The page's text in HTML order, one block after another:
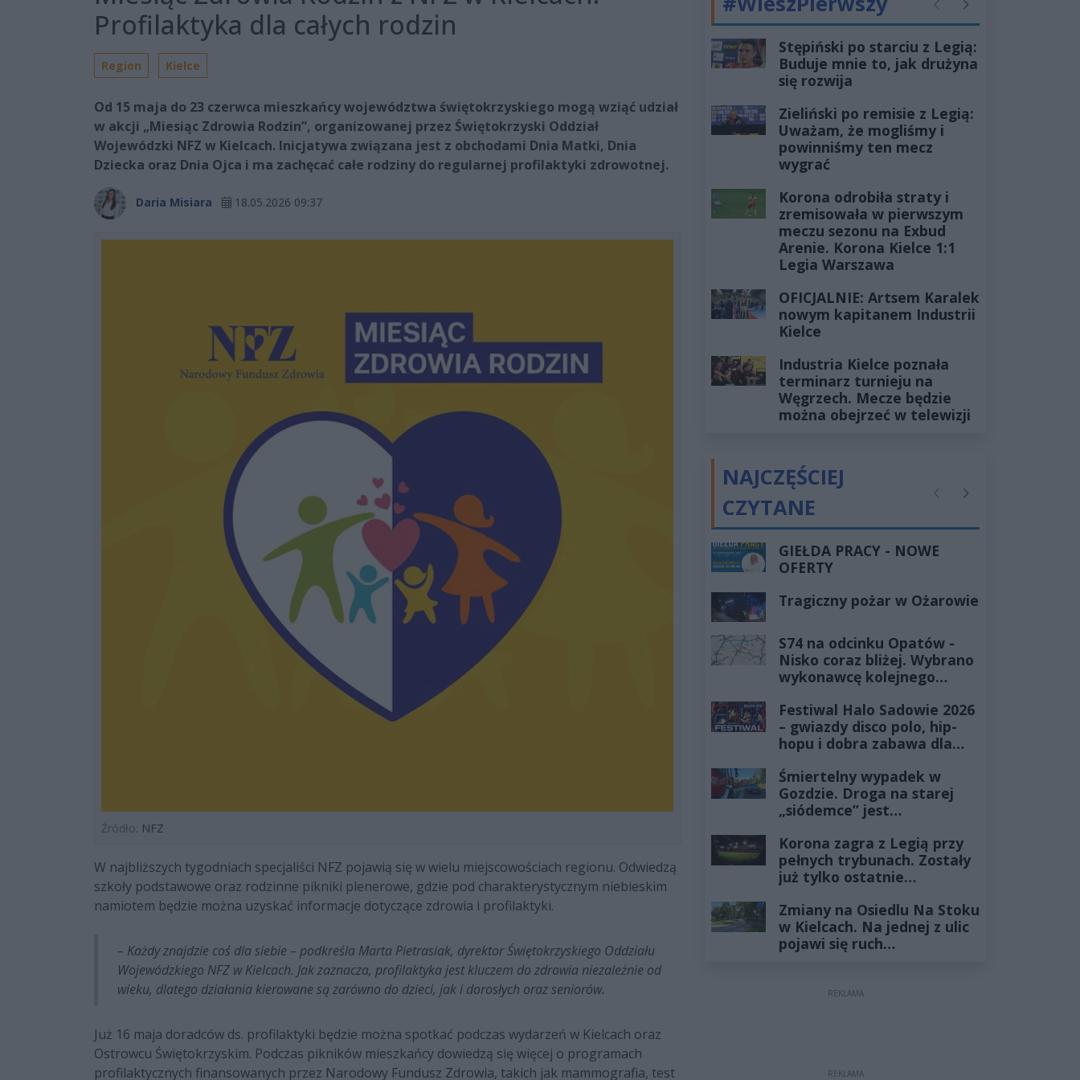
Profilaktyka dla całych rodzin
Region Kielce
Od 15 maja do 23 czerwca mieszkańcy województwa świętokrzyskiego mogą wziąć udział
w akcji „Miesiąc Zdrowia Rodzin”, organizowanej przez Świętokrzyski Oddział
Wojewódzki NFZ w Kielcach. Inicjatywa związana jest z obchodami Dnia Matki, Dnia
Dziecka oraz Dnia Ojca i ma zachęcać całe rodziny do regularnej profilaktyki zdrowotnej.
Daria Misiara 18.05.2026 09:37
Źródło: NFZ
W najbliższych tygodniach specjaliści NFZ pojawią się w wielu miejscowościach regionu. Odwiedzą
szkoły podstawowe oraz rodzinne pikniki plenerowe, gdzie pod charakterystycznym niebieskim
namiotem będzie można uzyskać informacje dotyczące zdrowia i profilaktyki.
– Każdy znajdzie coś dla siebie – podkreśla Marta Pietrasiak, dyrektor Świętokrzyskiego Oddziału
Wojewódzkiego NFZ w Kielcach. Jak zaznacza, profilaktyka jest kluczem do zdrowia niezależnie od
wieku, dlatego działania kierowane są zarówno do dzieci, jak i dorosłych oraz seniorów.
Już 16 maja doradców ds. profilaktyki będzie można spotkać podczas wydarzeń w Kielcach oraz
Ostrowcu Świętokrzyskim. Podczas pikników mieszkańcy dowiedzą się więcej o programach
profilaktycznych finansowanych przez Narodowy Fundusz Zdrowia, takich jak mammografia, test
PoprzednieNastępne
Stępiński po starciu z Legią:
Buduje mnie to, jak drużyna
się rozwija
Zieliński po remisie z Legią:
Uważam, że mogliśmy i
powinniśmy ten mecz
wygrać
Korona odrobiła straty i
zremisowała w pierwszym
meczu sezonu na Exbud
Arenie. Korona Kielce 1:1
Legia Warszawa
OFICJALNIE: Artsem Karalek
nowym kapitanem Industrii
Kielce
Industria Kielce poznała
terminarz turnieju na
Węgrzech. Mecze będzie
można obejrzeć w telewizji
NAJCZĘŚCIEJ
CZYTANE
PoprzednieNastępne
GIEŁDA PRACY - NOWE
OFERTY
Tragiczny pożar w Ożarowie
S74 na odcinku Opatów -
Nisko coraz bliżej. Wybrano
wykonawcę kolejnego
Festiwal Halo Sadowie 2026
– gwiazdy disco polo, hip-
hopu i dobra zabawa dla
Śmiertelny wypadek w
Gozdzie. Droga na starej
„siódemce” jest
Korona zagra z Legią przy
pełnych trybunach. Zostały
już tylko ostatnie
Zmiany na Osiedlu Na Stoku
w Kielcach. Na jednej z ulic
pojawi się ruch
REKLAMA
REKLAMA